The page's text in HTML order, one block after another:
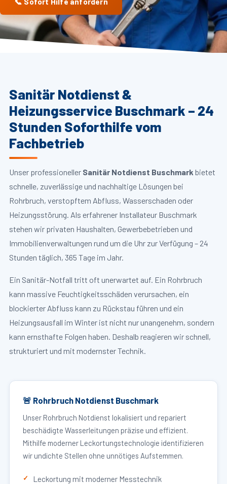
Sanitär Notdienst &
Heizungsservice Buschmark – 24
Stunden Soforthilfe vom
Fachbetrieb
Unser professioneller Sanitär Notdienst Buschmark bietet
schnelle, zuverlässige und nachhaltige Lösungen bei
Rohrbruch, verstopftem Abfluss, Wasserschaden oder
Heizungsstörung. Als erfahrener Installateur Buschmark
stehen wir privaten Haushalten, Gewerbebetrieben und
Immobilienverwaltungen rund um die Uhr zur Verfügung – 24
Stunden täglich, 365 Tage im Jahr.
Ein Sanitär-Notfall tritt oft unerwartet auf. Ein Rohrbruch
kann massive Feuchtigkeitsschäden verursachen, ein
blockierter Abfluss kann zu Rückstau führen und ein
Heizungsausfall im Winter ist nicht nur unangenehm, sondern
kann ernsthafte Folgen haben. Deshalb reagieren wir schnell,
strukturiert und mit modernster Technik.
🚨 Rohrbruch Notdienst Buschmark
Unser Rohrbruch Notdienst lokalisiert und repariert
beschädigte Wasserleitungen präzise und effizient.
Mithilfe moderner Leckortungstechnologie identifizieren
wir undichte Stellen ohne unnötiges Aufstemmen.
Leckortung mit moderner Messtechnik